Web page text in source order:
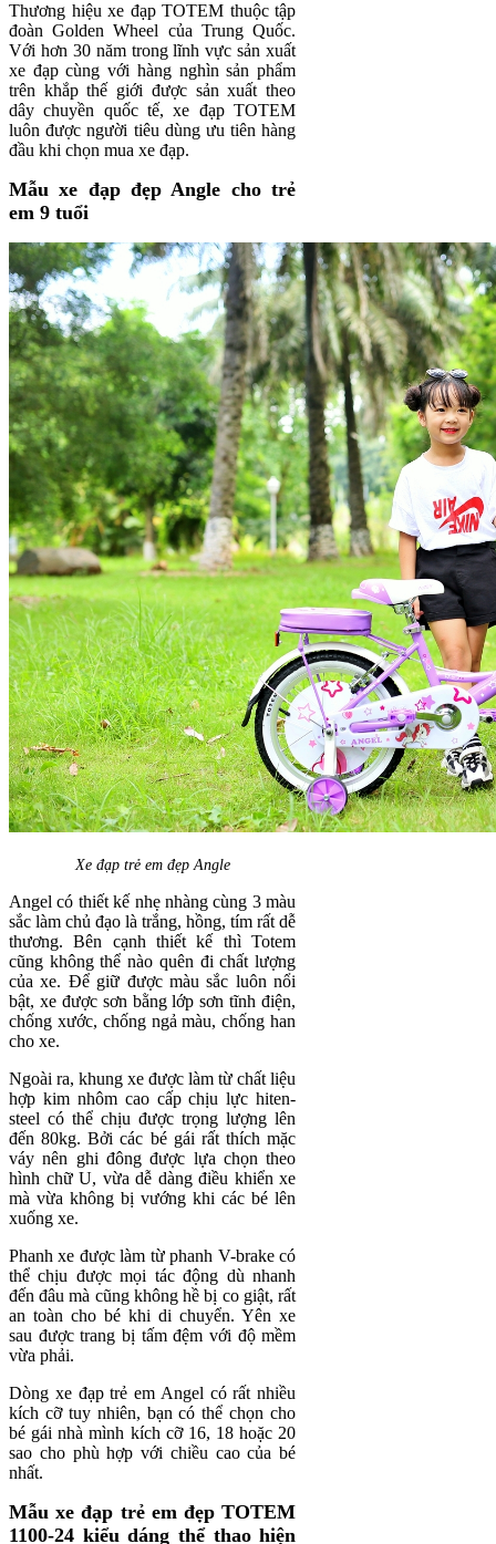
Thương hiệu xe đạp TOTEM thuộc tập
đoàn Golden Wheel của Trung Quốc.
Với hơn 30 năm trong lĩnh vực sản xuất
xe đạp cùng với hàng nghìn sản phẩm
trên khắp thế giới được sản xuất theo
dây chuyền quốc tế, xe đạp TOTEM
luôn được người tiêu dùng ưu tiên hàng
đầu khi chọn mua xe đạp.
Mẫu xe đạp đẹp Angle cho trẻ
em 9 tuổi
Xe đạp trẻ em đẹp Angle
Angel có thiết kế nhẹ nhàng cùng 3 màu
sắc làm chủ đạo là trắng, hồng, tím rất dễ
thương. Bên cạnh thiết kế thì Totem
cũng không thể nào quên đi chất lượng
của xe. Để giữ được màu sắc luôn nổi
bật, xe được sơn bằng lớp sơn tĩnh điện,
chống xước, chống ngả màu, chống han
cho xe.
Ngoài ra, khung xe được làm từ chất liệu
hợp kim nhôm cao cấp chịu lực hiten-
steel có thể chịu được trọng lượng lên
đến 80kg. Bởi các bé gái rất thích mặc
váy nên ghi đông được lựa chọn theo
hình chữ U, vừa dễ dàng điều khiển xe
mà vừa không bị vướng khi các bé lên
xuống xe.
Phanh xe được làm từ phanh V-brake có
thể chịu được mọi tác động dù nhanh
đến đâu mà cũng không hề bị co giật, rất
an toàn cho bé khi di chuyển. Yên xe
sau được trang bị tấm đệm với độ mềm
vừa phải.
Dòng xe đạp trẻ em Angel có rất nhiều
kích cỡ tuy nhiên, bạn có thể chọn cho
bé gái nhà mình kích cỡ 16, 18 hoặc 20
sao cho phù hợp với chiều cao của bé
nhất.
Mẫu xe đạp trẻ em đẹp TOTEM
1100-24 kiểu dáng thể thao hiện